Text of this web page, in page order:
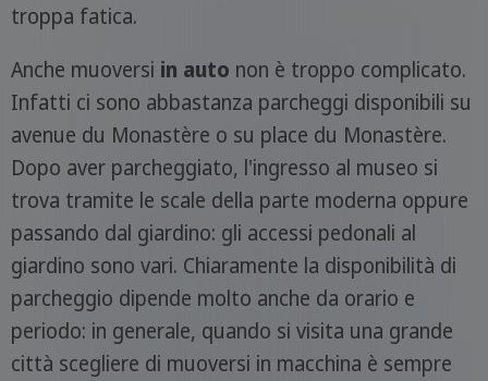
troppa fatica.
Anche muoversi in auto non è troppo complicato.
Infatti ci sono abbastanza parcheggi disponibili su
avenue du Monastère o su place du Monastère.
Dopo aver parcheggiato, l'ingresso al museo si
trova tramite le scale della parte moderna oppure
passando dal giardino: gli accessi pedonali al
giardino sono vari. Chiaramente la disponibilità di
parcheggio dipende molto anche da orario e
periodo: in generale, quando si visita una grande
città scegliere di muoversi in macchina è sempre